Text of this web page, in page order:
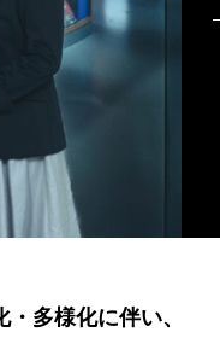
多様化に伴い、